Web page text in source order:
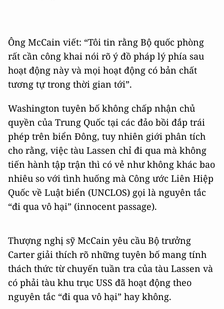
Ông McCain viết: “Tôi tin rằng Bộ quốc phòng
rất cần công khai nói rõ ý đồ pháp lý phía sau
hoạt động này và mọi hoạt động có bản chất
tương tự trong thời gian tới”.
Washington tuyên bố không chấp nhận chủ
quyền của Trung Quốc tại các đảo bồi đắp trái
phép trên biển Đông, tuy nhiên giới phân tích
cho rằng, việc tàu Lassen chỉ đi qua mà không
tiến hành tập trận thì có vẻ như không khác bao
nhiêu so với tình huống mà Công ước Liên Hiệp
Quốc về Luật biển (UNCLOS) gọi là nguyên tắc
“đi qua vô hại” (innocent passage).
Thượng nghị sỹ McCain yêu cầu Bộ trưởng
Carter giải thích rõ những tuyên bố mang tính
thách thức từ chuyến tuần tra của tàu Lassen và
có phải tàu khu trục USS đã hoạt động theo
nguyên tắc “đi qua vô hại” hay không.